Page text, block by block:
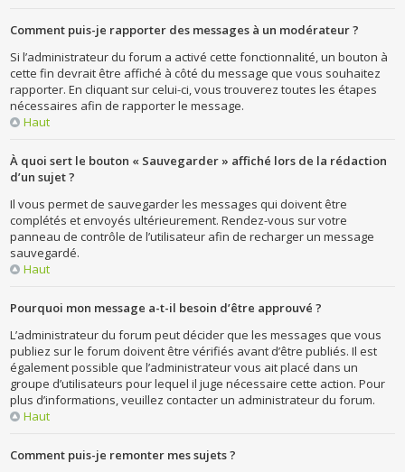
Comment puis-je rapporter des messages à un modérateur ?
Si l’administrateur du forum a activé cette fonctionnalité, un bouton à
cette fin devrait être affiché à côté du message que vous souhaitez
rapporter. En cliquant sur celui-ci, vous trouverez toutes les étapes
nécessaires afin de rapporter le message.
Haut
À quoi sert le bouton « Sauvegarder » affiché lors de la rédaction
d’un sujet ?
Il vous permet de sauvegarder les messages qui doivent être
complétés et envoyés ultérieurement. Rendez-vous sur votre
panneau de contrôle de l’utilisateur afin de recharger un message
sauvegardé.
Haut
Pourquoi mon message a-t-il besoin d’être approuvé ?
L’administrateur du forum peut décider que les messages que vous
publiez sur le forum doivent être vérifiés avant d’être publiés. Il est
également possible que l’administrateur vous ait placé dans un
groupe d’utilisateurs pour lequel il juge nécessaire cette action. Pour
plus d’informations, veuillez contacter un administrateur du forum.
Haut
Comment puis-je remonter mes sujets ?